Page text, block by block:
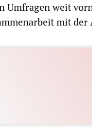
Umfragen weit
mit der